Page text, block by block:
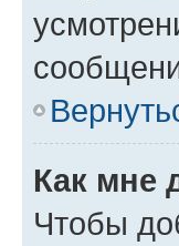
Как мне
Чтобы